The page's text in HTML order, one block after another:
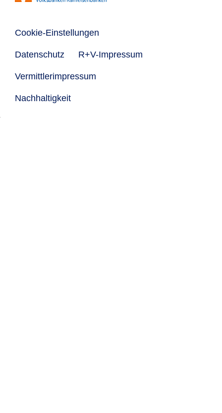
Cookie-Einstellungen
Datenschutz R+V-Impressum
Vermittlerimpressum
Nachhaltigkeit